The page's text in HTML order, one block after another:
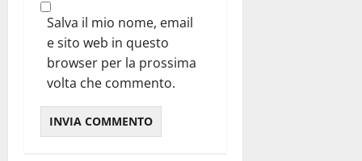
Salva il mio nome, email
e sito web in questo
browser per la prossima
volta che commento.